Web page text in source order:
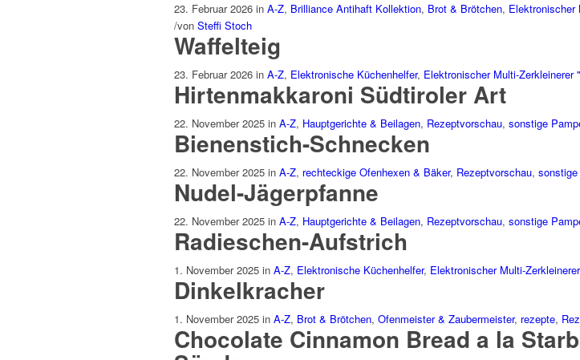
23. Februar 2026 in A-Z, Brilliance Antihaft Kollektion, Brot & Brötchen, Elektronischer
/von Steffi Stoch
Waffelteig
23. Februar 2026 in A-Z, Elektronische Küchenhelfer, Elektronischer Multi-Zerkleinerer
Hirtenmakkaroni Südtiroler Art
22. November 2025 in A-Z, Hauptgerichte & Beilagen, Rezeptvorschau, sonstige
Bienenstich-Schnecken
22. November 2025 in A-Z, rechteckige Ofenhexen & Bäker, Rezeptvorschau,
Nudel-Jägerpfanne
22. November 2025 in A-Z, Hauptgerichte & Beilagen, Rezeptvorschau, sonstige
Radieschen-Aufstrich
1. November 2025 in A-Z, Elektronische Küchenhelfer, Elektronischer Multi-
Dinkelkracher
1. November 2025 in A-Z, Brot & Brötchen, Ofenmeister & Zaubermeister, rezepte,
Chocolate Cinnamon Bread a la